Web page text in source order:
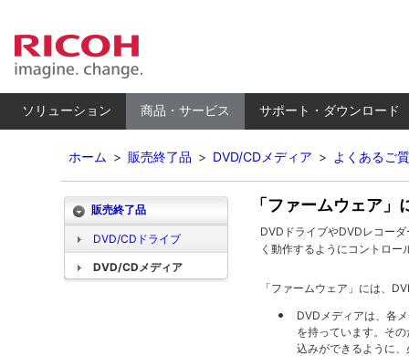
ソリューション 商品・サービス サポート・ダウンロード
ホーム > 販売終了品 > DVD/CDメディア > よくあるご
「ファームウェア」
DVDドライブやDVDレコー
く動作するようにコントロ
「ファームウェア」には、
DVDメディアは、各
を持っています。そ
込みができるように
販売終了品
DVD/CDドライブ
DVD/CDメディア